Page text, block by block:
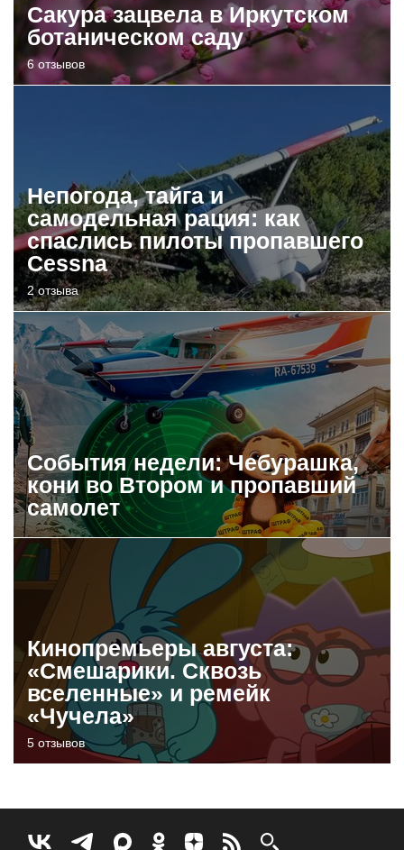
Сакура зацвела в Иркутском
ботаническом саду
6 отзывов
Непогода, тайга и
самодельная рация: как
спаслись пилоты пропавшего
Cessna
2 отзыва
События недели: Чебурашка,
кони во Втором и пропавший
самолет
Кинопремьеры августа:
«Смешарики. Сквозь
вселенные» и ремейк
«Чучела»
5 отзывов